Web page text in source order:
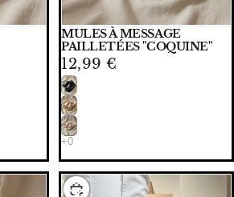
MULES À MESSAGE
PAILLETÉES "COQUINE"
12,99 €
CHOISIR